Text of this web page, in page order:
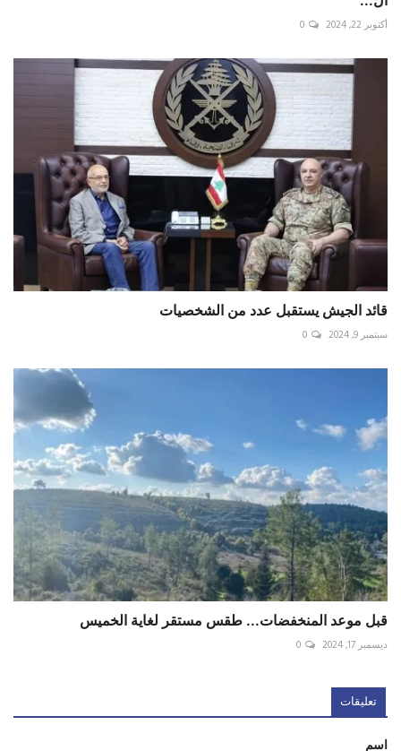
أكتوبر 22, 2024 0
قائد الجيش يستقبل عدد من الشخصيات
سبتمبر 9, 2024 0
قبل موعد المنخفضات... طقس مستقر لغاية الخميس
ديسمبر 17, 2024 0
تعليقات
اسم